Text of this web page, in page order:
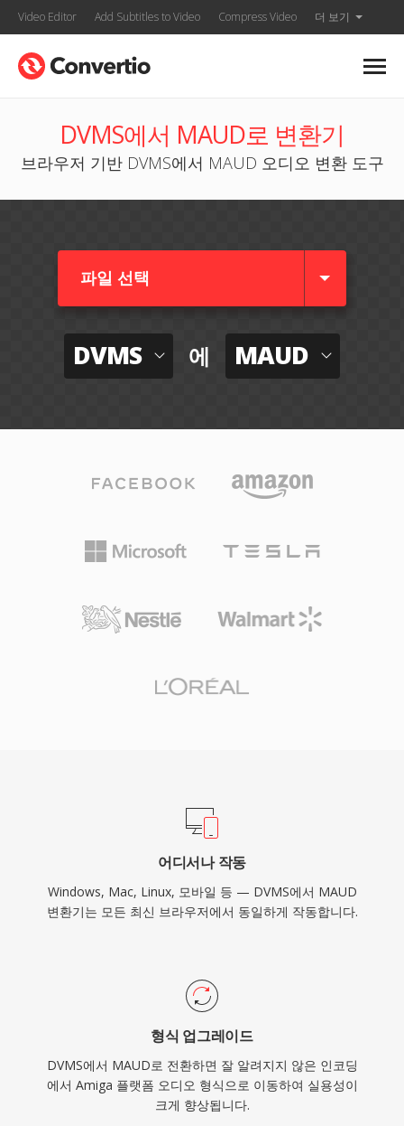
Video Editor Add Subtitles to Video Compress Video 더 보기
DVMS에서 MAUD로 변환기
브라우저 기반 DVMS에서 MAUD 오디오 변환 도구
파일 선택
DVMS 에 MAUD
어디서나 작동
Windows, Mac, Linux, 모바일 등 — DVMS에서 MAUD
변환기는 모든 최신 브라우저에서 동일하게 작동합니다.
형식 업그레이드
DVMS에서 MAUD로 전환하면 잘 알려지지 않은 인코딩
에서 Amiga 플랫폼 오디오 형식으로 이동하여 실용성이
크게 향상됩니다.